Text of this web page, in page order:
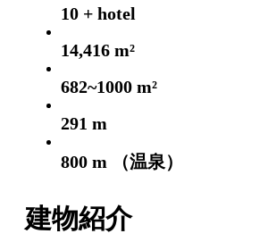
10 + hotel
14,416 m²
682~1000 m²
291 m
800 m （温泉）
建物紹介